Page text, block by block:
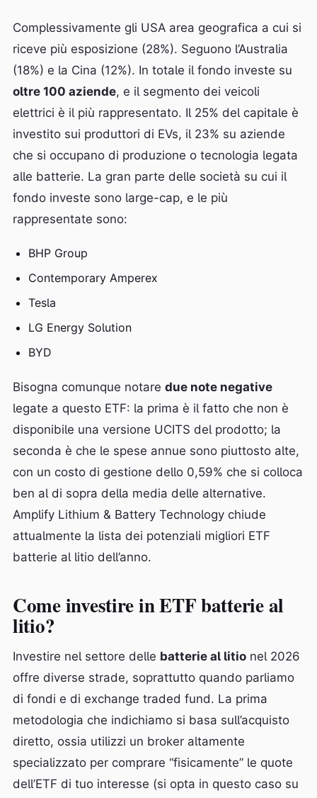
Complessivamente gli USA area geografica a cui si
riceve più esposizione (28%). Seguono l’Australia
(18%) e la Cina (12%). In totale il fondo investe su
oltre 100 aziende, e il segmento dei veicoli
elettrici è il più rappresentato. Il 25% del capitale è
investito sui produttori di EVs, il 23% su aziende
che si occupano di produzione o tecnologia legata
alle batterie. La gran parte delle società su cui il
fondo investe sono large-cap, e le più
rappresentate sono:
BHP Group
Contemporary Amperex
Tesla
LG Energy Solution
BYD
Bisogna comunque notare due note negative
legate a questo ETF: la prima è il fatto che non è
disponibile una versione UCITS del prodotto; la
seconda è che le spese annue sono piuttosto alte,
con un costo di gestione dello 0,59% che si colloca
ben al di sopra della media delle alternative.
Amplify Lithium & Battery Technology chiude
attualmente la lista dei potenziali migliori ETF
batterie al litio dell’anno.
Come investire in ETF batterie al
litio?
Investire nel settore delle batterie al litio nel 2026
offre diverse strade, soprattutto quando parliamo
di fondi e di exchange traded fund. La prima
metodologia che indichiamo si basa sull’acquisto
diretto, ossia utilizzi un broker altamente
specializzato per comprare “fisicamente” le quote
dell’ETF di tuo interesse (si opta in questo caso su